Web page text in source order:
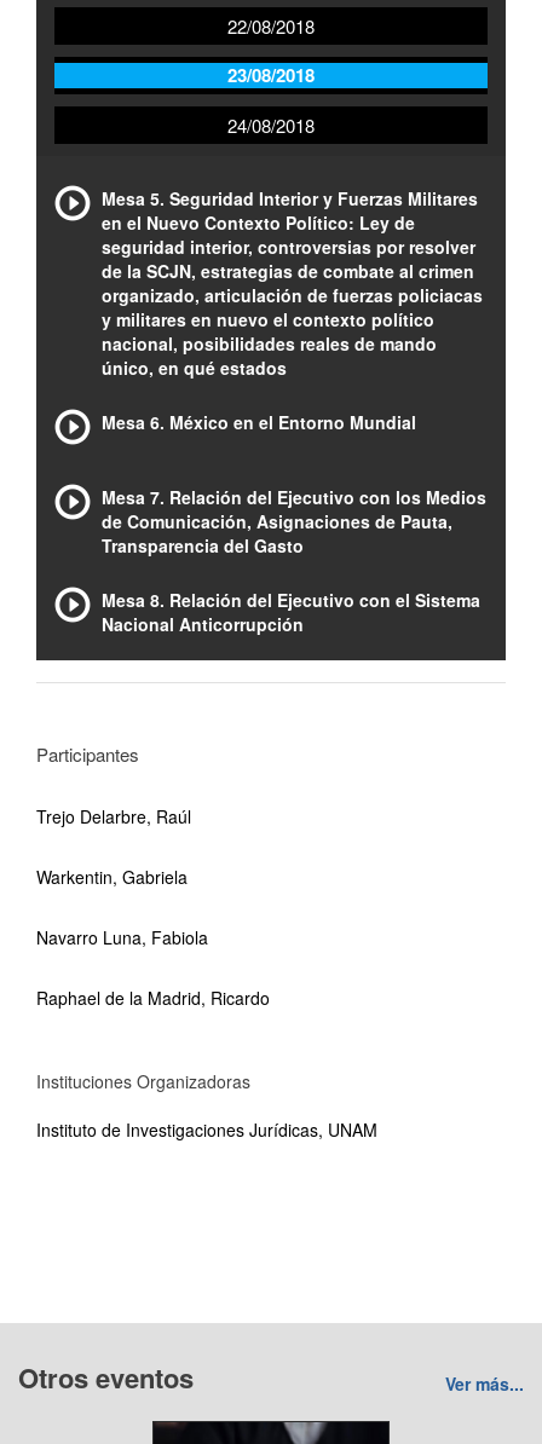
22/08/2018
23/08/2018
24/08/2018
Mesa 5. Seguridad Interior y Fuerzas Militares
en el Nuevo Contexto Político: Ley de
seguridad interior, controversias por resolver
de la SCJN, estrategias de combate al crimen
organizado, articulación de fuerzas policiacas
y militares en nuevo el contexto político
nacional, posibilidades reales de mando
único, en qué estados
Mesa 6. México en el Entorno Mundial
Mesa 7. Relación del Ejecutivo con los Medios
de Comunicación, Asignaciones de Pauta,
Transparencia del Gasto
Mesa 8. Relación del Ejecutivo con el Sistema
Nacional Anticorrupción
Participantes
Trejo Delarbre, Raúl
Warkentin, Gabriela
Navarro Luna, Fabiola
Raphael de la Madrid, Ricardo
Instituciones Organizadoras
Instituto de Investigaciones Jurídicas, UNAM
Otros eventos Ver más...